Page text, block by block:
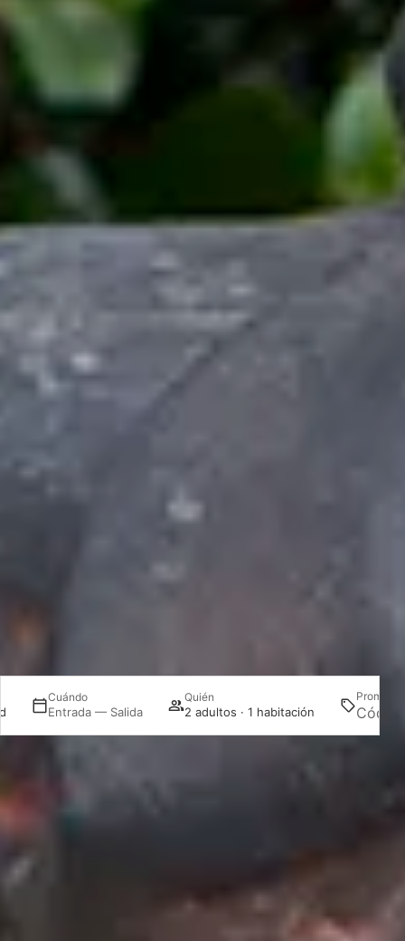
Cuándo
Entrada — Salida
Quién
2 adultos · 1 habitación